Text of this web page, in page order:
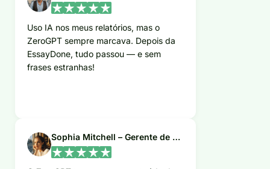
Uso IA nos meus relatórios, mas o
ZeroGPT sempre marcava. Depois da
EssayDone, tudo passou — e sem
frases estranhas!
Sophia Mitchell – Gerente de Marketing